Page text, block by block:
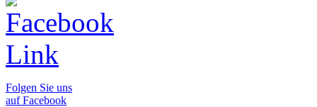
Folgen Sie uns
auf Facebook